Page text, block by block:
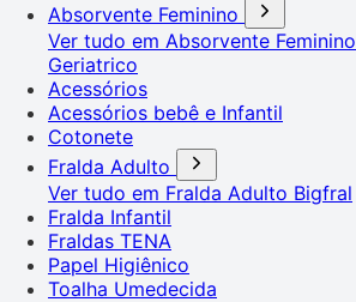
Absorvente Feminino
Ver tudo em Absorvente Feminino
Geriatrico
Acessórios
Acessórios bebê e Infantil
Cotonete
Fralda Adulto
Ver tudo em Fralda Adulto Bigfral
Fralda Infantil
Fraldas TENA
Papel Higiênico
Toalha Umedecida